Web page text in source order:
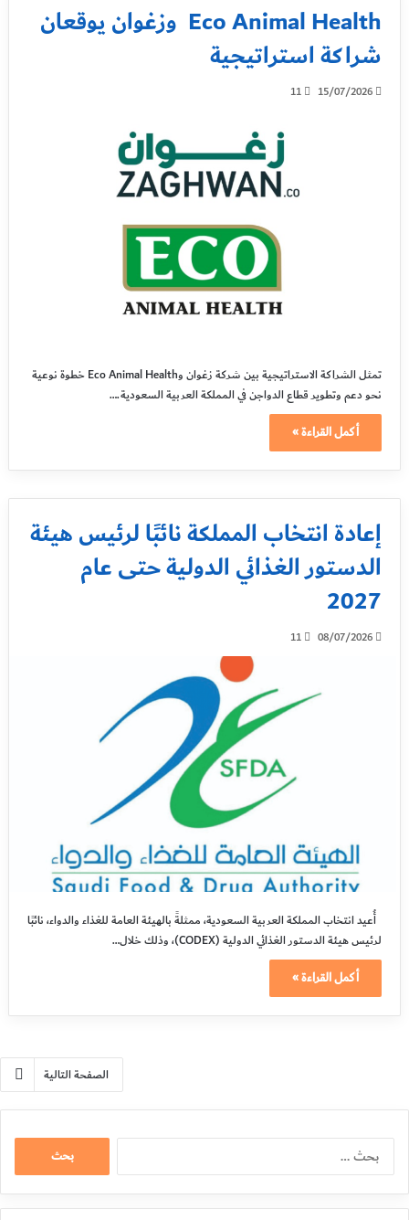
Eco Animal Health وزغوان يوقعان
شراكة استراتيجية
15/07/2026
11
تمثل الشراكة الاستراتيجية بين شركة زغوان وEco Animal Health خطوة نوعية
نحو دعم وتطوير قطاع الدواجن في المملكة العربية السعودية.…
أكمل القراءة »
إعادة انتخاب المملكة نائبًا لرئيس هيئة
الدستور الغذائي الدولية حتى عام
2027
08/07/2026
11
أُعيد انتخاب المملكة العربية السعودية، ممثلةً بالهيئة العامة للغذاء والدواء، نائبًا
لرئيس هيئة الدستور الغذائي الدولية (CODEX)، وذلك خلال…
أكمل القراءة »
الصفحة التالية
البحث